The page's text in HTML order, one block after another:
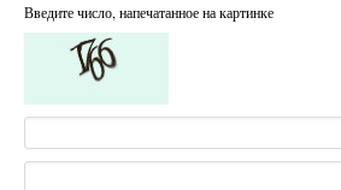
Введите число, напечатанное на картинке